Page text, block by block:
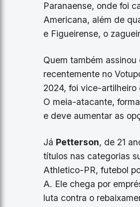
Paranaense, onde foi
Americana, além de
e Figueirense, o
Quem também
recentemente no
2024, foi vice-artilheiro
O meia-atacante,
e deve aumentar as
Já Petterson, de 21
títulos nas categorias
Athletico-PR, futebol
A. Ele chega por
luta contra o